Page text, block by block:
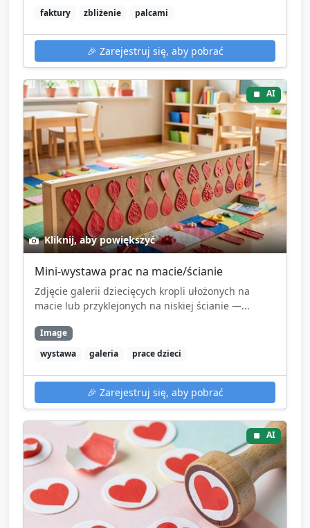
faktury
zbliżenie palcami
🎉 Zarejestruj się, aby pobrać
AI
Kliknij, aby powiększyć
Mini-wystawa prac na macie/ścianie
Zdjęcie galerii dziecięcych kropli ułożonych na
macie lub przyklejonych na niskiej ścianie —...
Image
wystawa
galeria prace dzieci
🎉 Zarejestruj się, aby pobrać
AI